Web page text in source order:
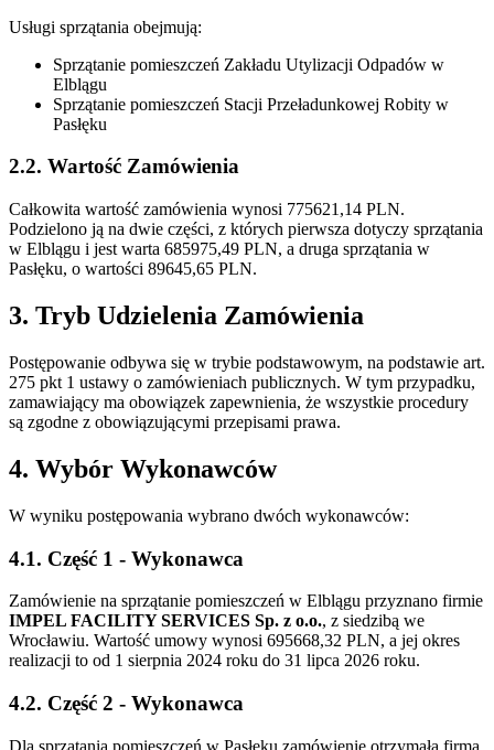
Usługi sprzątania obejmują:
Sprzątanie pomieszczeń Zakładu Utylizacji Odpadów w
Elblągu
Sprzątanie pomieszczeń Stacji Przeładunkowej Robity w
Pasłęku
2.2. Wartość Zamówienia
Całkowita wartość zamówienia wynosi 775621,14 PLN.
Podzielono ją na dwie części, z których pierwsza dotyczy sprzątania
w Elblągu i jest warta 685975,49 PLN, a druga sprzątania w
Pasłęku, o wartości 89645,65 PLN.
3. Tryb Udzielenia Zamówienia
Postępowanie odbywa się w trybie podstawowym, na podstawie art.
275 pkt 1 ustawy o zamówieniach publicznych. W tym przypadku,
zamawiający ma obowiązek zapewnienia, że wszystkie procedury
są zgodne z obowiązującymi przepisami prawa.
4. Wybór Wykonawców
W wyniku postępowania wybrano dwóch wykonawców:
4.1. Część 1 - Wykonawca
Zamówienie na sprzątanie pomieszczeń w Elblągu przyznano firmie
IMPEL FACILITY SERVICES Sp. z o.o., z siedzibą we
Wrocławiu. Wartość umowy wynosi 695668,32 PLN, a jej okres
realizacji to od 1 sierpnia 2024 roku do 31 lipca 2026 roku.
4.2. Część 2 - Wykonawca
Dla sprzątania pomieszczeń w Pasłęku zamówienie otrzymała firma